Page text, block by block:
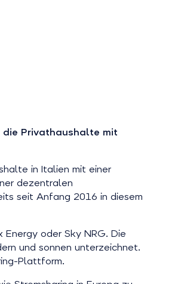
die Privathaushalte mit
in Italien mit einer
dezentralen
seit Anfang 2016 in diesem
oder Sky NRG. Die
und sonnen unterzeichnet.
Plattform.